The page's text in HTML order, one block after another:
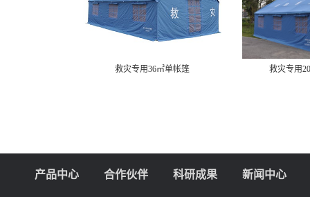
救灾专用36㎡单帐篷 救灾专用
产品中心 合作伙伴 科研成果 新闻中心